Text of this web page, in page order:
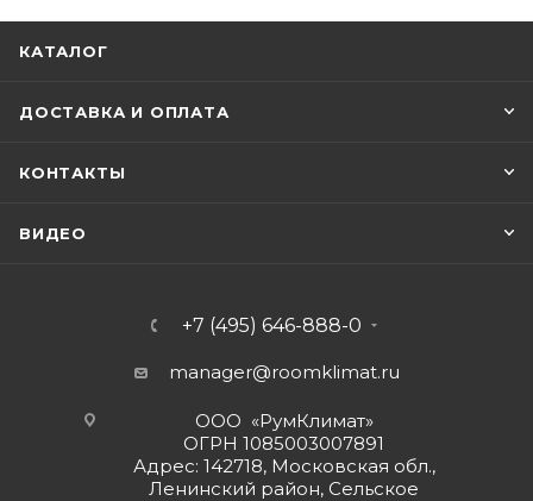
КАТАЛОГ
ДОСТАВКА И ОПЛАТА
КОНТАКТЫ
ВИДЕО
+7 (495) 646-888-0
manager@roomklimat.ru
ООО «РумКлимат»
ОГРН 1085003007891
Адрес: 142718, Московская обл.,
Ленинский район, Сельское